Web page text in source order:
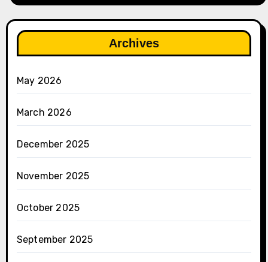
Archives
May 2026
March 2026
December 2025
November 2025
October 2025
September 2025